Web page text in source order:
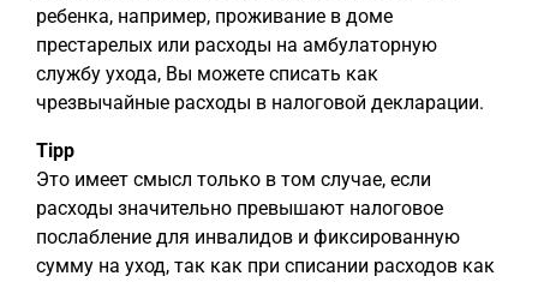
ребенка, например, проживание в доме
престарелых или расходы на амбулаторную
службу ухода, Вы можете списать как
чрезвычайные расходы в налоговой декларации.
Tipp
Это имеет смысл только в том случае, если
расходы значительно превышают налоговое
послабление для инвалидов и фиксированную
сумму на уход, так как при списании расходов как